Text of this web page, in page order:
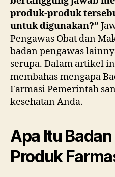
produk-produk
untuk digunakan?”
Pengawas Obat dan
badan pengawas
serupa. Dalam artikel
membahas mengapa
Farmasi Pemerintah
kesehatan Anda.
Apa Itu
Produk